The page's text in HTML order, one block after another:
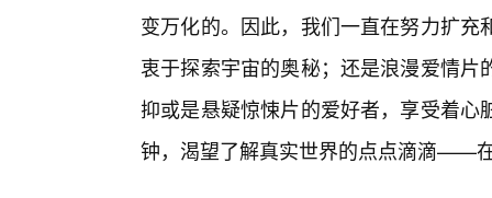
变万化的。因此，我们一直在努力扩
衷于探索宇宙的奥秘；还是浪漫爱情
抑或是悬疑惊悚片的爱好者，享受着
钟，渴望了解真实世界的点点滴滴——